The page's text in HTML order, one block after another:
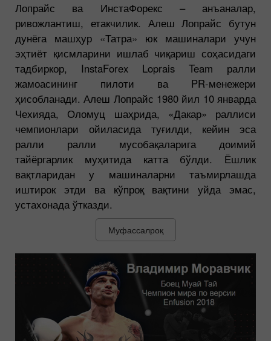
Лопрайс ва ИнстаФорекс – анъаналар,
ривожлантиш, етакчилик. Алеш Лопрайс бутун
дунёга машҳур «Татра» юк машиналари учун
эҳтиёт қисмларини ишлаб чиқариш соҳасидаги
тадбиркор, InstaForex Loprais Team ралли
жамоасининг пилоти ва PR-менежери
ҳисобланади. Алеш Лопрайс 1980 йил 10 январда
Чехияда, Оломуц шаҳрида, «Дакар» раллиси
чемпионлари ойиласида туғилди, кейин эса
ралли ралли мусобақаларига доимий
тайёргарлик муҳитида катта бўлди. Ёшлик
вақтларидан у машиналарни таъмирлашда
иштирок этди ва кўпроқ вақтини уйда эмас,
устахонада ўтказди.
Муфассалроқ